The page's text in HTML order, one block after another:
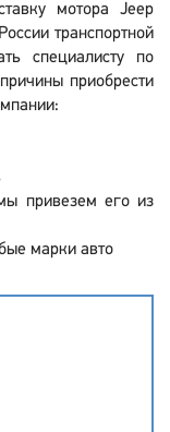
мотора Jeep
транспортной
специалисту по
приобрести
привезем его из
марки авто